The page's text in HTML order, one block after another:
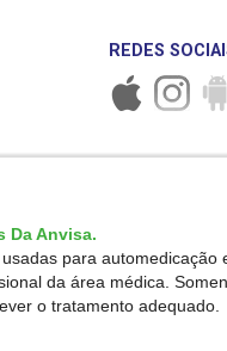
REDES
Da Anvisa.
para automedicação
da área médica.
o tratamento adequado.